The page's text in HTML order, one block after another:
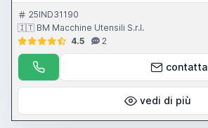
25IND31190
🇮🇹 BM Macchine Utensili S.r.l.
4.5
2
contatta
vedi di più